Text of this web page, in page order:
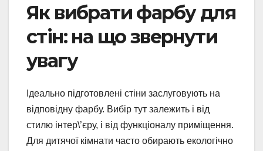
Як вибрати фарбу для
стін: на що звернути
увагу
Ідеально підготовлені стіни заслуговують на
відповідну фарбу. Вибір тут залежить і від
стилю інтер\’єру, і від функціоналу приміщення.
Для дитячої кімнати часто обирають екологічно